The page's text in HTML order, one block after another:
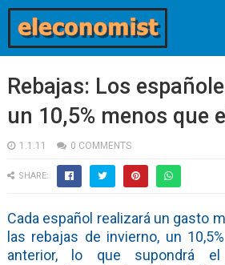
Rebajas: Los
un 10,5% menos que
1.1.11 0 COMMENTS
SHARE:
Cada español realizará un gasto
las rebajas de invierno, un
anterior, lo que supondrá